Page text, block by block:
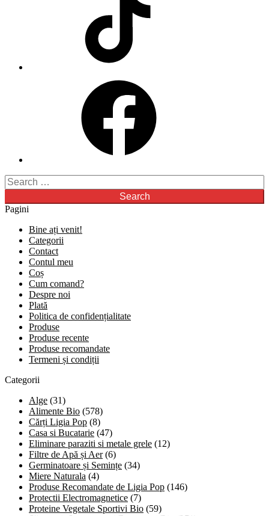
Search
for:
Pagini
Bine ați venit!
Categorii
Contact
Contul meu
Coș
Cum comand?
Despre noi
Plată
Politica de confidențialitate
Produse
Produse recente
Produse recomandate
Termeni și condiții
Categorii
Alge (31)
Alimente Bio (578)
Cărți Ligia Pop (8)
Casa si Bucatarie (47)
Eliminare paraziti si metale grele (12)
Filtre de Apă și Aer (6)
Germinatoare și Semințe (34)
Miere Naturala (4)
Produse Recomandate de Ligia Pop (146)
Protectii Electromagnetice (7)
Proteine Vegetale Sportivi Bio (59)